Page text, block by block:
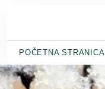
POČETNA STRANICA